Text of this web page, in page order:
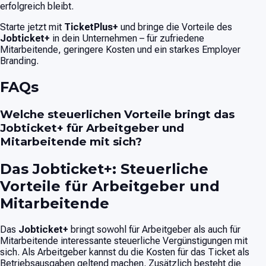
erfolgreich bleibt.
Starte jetzt mit TicketPlus+ und bringe die Vorteile des
Jobticket+ in dein Unternehmen – für zufriedene
Mitarbeitende, geringere Kosten und ein starkes Employer
Branding.
FAQs
Welche steuerlichen Vorteile bringt das
Jobticket+ für Arbeitgeber und
Mitarbeitende mit sich?
DasJobticket+: Steuerliche
Vorteile für Arbeitgeber und
Mitarbeitende
Das Jobticket+ bringt sowohl für Arbeitgeber als auch für
Mitarbeitende interessante steuerliche Vergünstigungen mit
sich. Als Arbeitgeber kannst du die Kosten für das Ticket als
Betriebsausgaben geltend machen. Zusätzlich besteht die